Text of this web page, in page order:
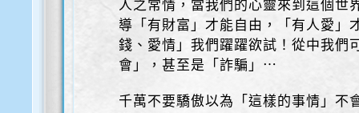
人之常情，當我們的心靈來到這個世
導「有財富」才能自由，「有人愛」
錢、愛情」我們躍躍欲試！從中我們
會」，甚至是「詐騙」⋯
千萬不要驕傲以為「這樣的事情」不